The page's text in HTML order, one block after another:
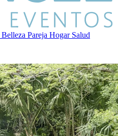
Belleza Pareja Hogar Salud